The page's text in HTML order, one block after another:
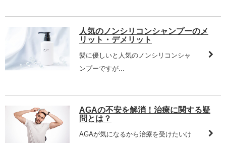
人気のノンシリコンシャンプーのメ
リット・デメリット
髪に優しいと人気のノンシリコンシャ
ンプーですが...
AGAの不安を解消！治療に関する疑
問とは？
AGAが気になるから治療を受けたいけ